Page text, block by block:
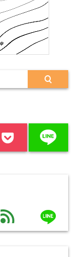
line
feed line